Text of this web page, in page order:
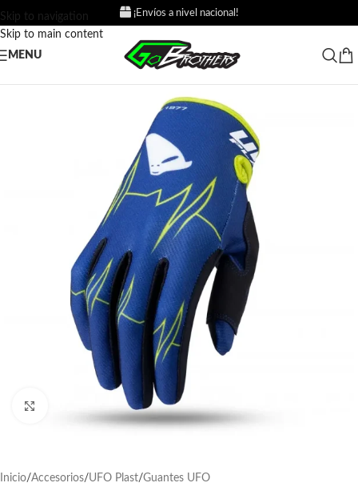
Skip to navigation
Skip to main content
¡Envíos a nivel nacional!
MENU
Inicio/Accesorios/UFO Plast/Guantes UFO